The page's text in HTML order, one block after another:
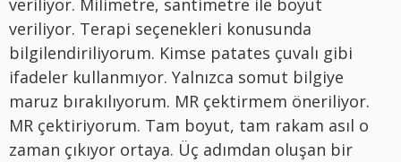
veriliyor. Milimetre, santimetre ile boyut
veriliyor. Terapi seçenekleri konusunda
bilgilendiriliyorum. Kimse patates çuvalı gibi
ifadeler kullanmıyor. Yalnızca somut bilgiye
maruz bırakılıyorum. MR çektirmem öneriliyor.
MR çektiriyorum. Tam boyut, tam rakam asıl o
zaman çıkıyor ortaya. Üç adımdan oluşan bir